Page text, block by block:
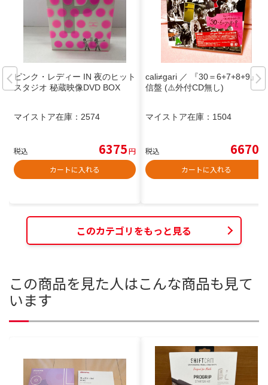
ピンク・レディー IN 夜のヒット
スタジオ 秘蔵映像DVD BOX
マイストア在庫： 2574
税込 6375円
カートに入れる
cali≠gari ／ 『30＝6+7+8+9』狂
信盤 (⚠️外付CD無し)
マイストア在庫： 1504
税込 6670
カートに入れる
このカテゴリをもっと見る
この商品を見た人はこんな商品も見て
います